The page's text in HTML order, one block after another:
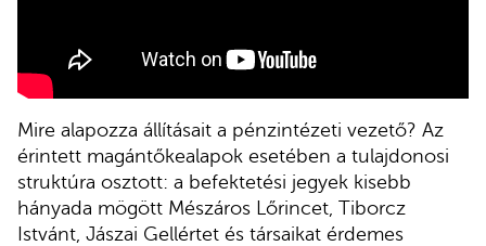
Mire alapozza állításait a pénzintézeti vezető? Az
érintett magántőkealapok esetében a tulajdonosi
struktúra osztott: a befektetési jegyek kisebb
hányada mögött Mészáros Lőrincet, Tiborcz
Istvánt, Jászai Gellértet és társaikat érdemes